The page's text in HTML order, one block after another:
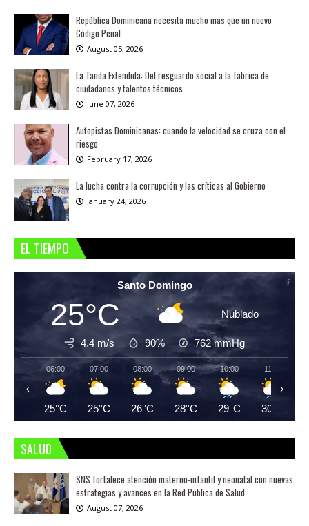
República Dominicana necesita mucho más que un nuevo
Código Penal
August 05, 2026
La Tanda Extendida: Del resguardo social a la fábrica de
ciudadanos y talentos técnicos
June 07, 2026
Autopistas Dominicanas: cuando la velocidad se cruza con el
riesgo
February 17, 2026
La lucha contra la corrupción y las críticas al Gobierno
January 24, 2026
EL TIEMPO
Santo Domingo
25°C Nublado
4.4 m/s 90% 762mmHg
06:00
25°C
07:00
25°C
08:00
26°C
09:00
28°C
10:00
29°C
11:00
30°C
‹ ›
SALUD
SNS fortalece atención materno-infantil y neonatal con nuevas
estrategias y avances en la Red Pública de Salud
August 07, 2026